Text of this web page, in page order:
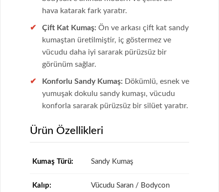
hava katarak fark yaratır.
Çift Kat Kumaş: Ön ve arkası çift kat sandy
kumaştan üretilmiştir, iç göstermez ve
vücudu daha iyi sararak pürüzsüz bir
görünüm sağlar.
Konforlu Sandy Kumaş: Dökümlü, esnek ve
yumuşak dokulu sandy kumaşı, vücudu
konforla sararak pürüzsüz bir silüet yaratır.
Ürün Özellikleri
Kumaş Türü: Sandy Kumaş
Kalıp: Vücudu Saran / Bodycon